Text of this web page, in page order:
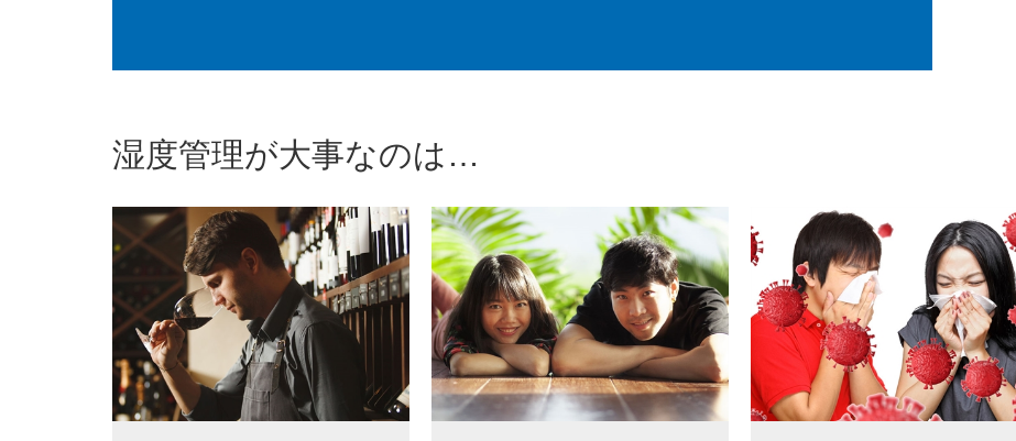
湿度管理が大事なのは…